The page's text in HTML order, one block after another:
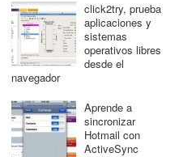
click2try, prueba
aplicaciones y
sistemas
operativos libres
desde el
navegador
Aprende a
sincronizar
Hotmail con
ActiveSync